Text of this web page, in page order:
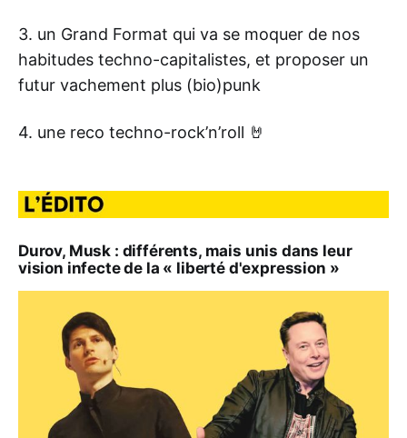
3. un Grand Format qui va se moquer de nos
habitudes techno-capitalistes, et proposer un
futur vachement plus (bio)punk
4. une reco techno-rock’n’roll 🤘
Durov, Musk : différents, mais unis dans leur
vision infecte de la « liberté d'expression »